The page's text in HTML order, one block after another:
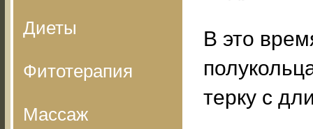
Диеты
Фитотерапия
Массаж
В это
терку с